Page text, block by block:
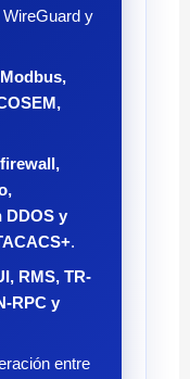
WireGuard y
Modbus,
firewall,
DDOS y
.
RMS, TR-
RPC y
entre